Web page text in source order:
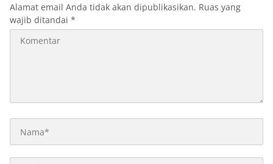
Alamat email Anda tidak akan dipublikasikan. Ruas yang
wajib ditandai *